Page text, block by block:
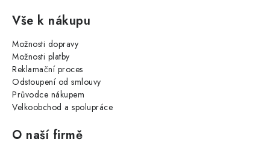
Vše k nákupu
Možnosti dopravy
Možnosti platby
Reklamační proces
Odstoupení od smlouvy
Průvodce nákupem
Velkoobchod a spolupráce
O naší firmě